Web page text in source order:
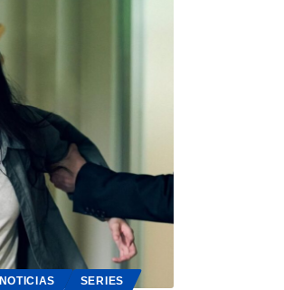
NOTICIAS SERIES